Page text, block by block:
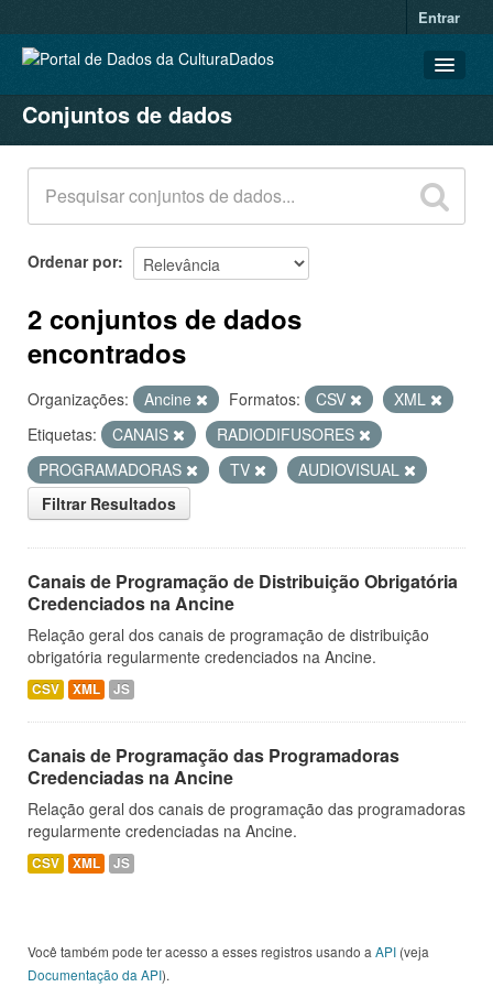
Entrar
CONJUNTOS DE DADOS
ORGANIZAÇÕES
GRUPOS
SOBRE
Conjuntos de dados
Ordenar por
2 conjuntos de dados
encontrados
Organizações: Ancine Formatos: CSV
XML
Etiquetas:
CANAIS
RADIODIFUSORES
PROGRAMADORAS
TV
AUDIOVISUAL
Filtrar Resultados
Canais de Programação de Distribuição Obrigatória
Credenciados na Ancine
Relação geral dos canais de programação de distribuição
obrigatória regularmente credenciados na Ancine.
CSV XML JS
Canais de Programação das Programadoras
Credenciadas na Ancine
Relação geral dos canais de programação das programadoras
regularmente credenciadas na Ancine.
CSV XML JS
Você também pode ter acesso a esses registros usando a API (veja
Documentação da API).